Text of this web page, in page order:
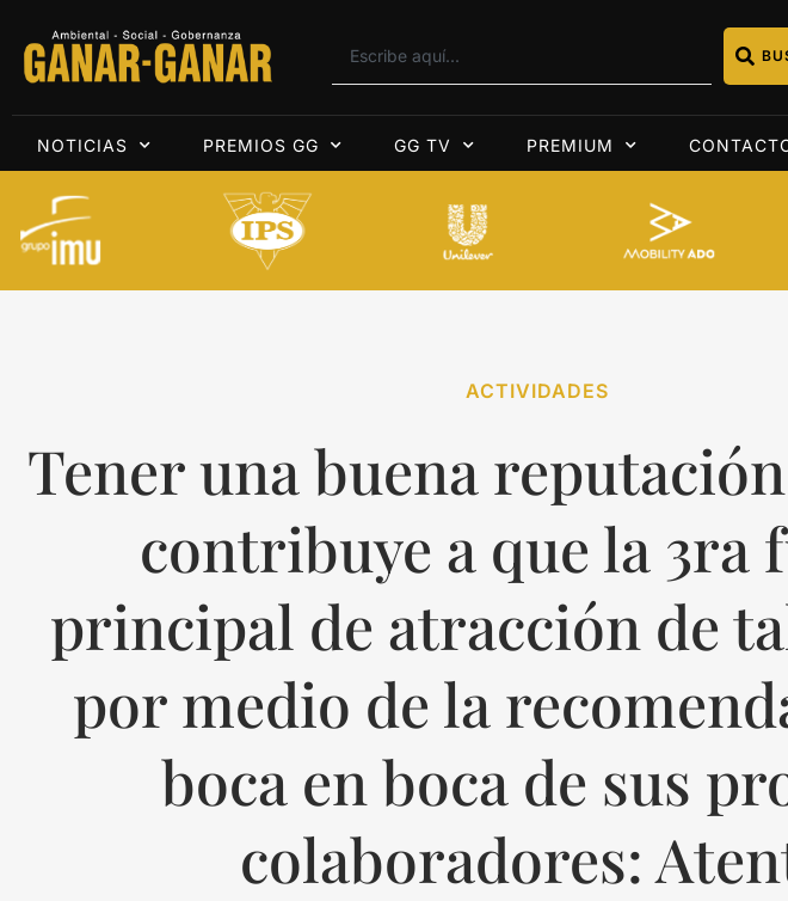
NOTICIAS PREMIOS GG GG TV PREMIUM
ACTIVIDADES
Tener una buena
contribuye a que la 3ra
principal de atracción de
por medio de la
boca en boca de sus
colaboradores: